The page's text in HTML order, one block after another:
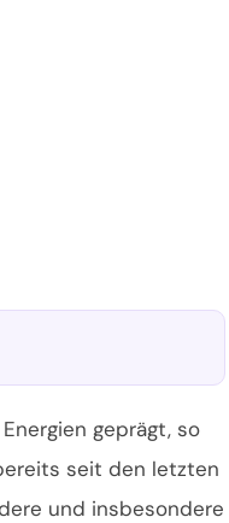
geprägt, so
seit den letzten
und insbesondere